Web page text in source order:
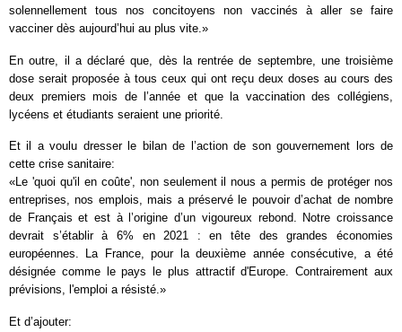
solennellement tous nos concitoyens non vaccinés à aller se faire
vacciner dès aujourd’hui au plus vite.»
En outre, il a déclaré que, dès la rentrée de septembre, une troisième
dose serait proposée à tous ceux qui ont reçu deux doses au cours des
deux premiers mois de l’année et que la vaccination des collégiens,
lycéens et étudiants seraient une priorité.
Et il a voulu dresser le bilan de l’action de son gouvernement lors de
cette crise sanitaire:
«Le 'quoi qu'il en coûte', non seulement il nous a permis de protéger nos
entreprises, nos emplois, mais a préservé le pouvoir d’achat de nombre
de Français et est à l’origine d’un vigoureux rebond. Notre croissance
devrait s’établir à 6% en 2021 : en tête des grandes économies
européennes. La France, pour la deuxième année consécutive, a été
désignée comme le pays le plus attractif d'Europe. Contrairement aux
prévisions, l'emploi a résisté.»
Et d’ajouter: